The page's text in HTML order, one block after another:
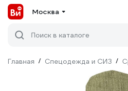
Москва
Поиск в каталоге
Главная / Спецодежда и СИЗ /